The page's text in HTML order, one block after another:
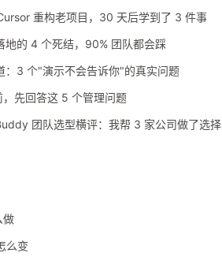
重构老项目，30 天后学到了 3 件事
地的 4 个死结，90% 团队都会踩
：3 个"演示不会告诉你"的真实问题
先回答这 5 个管理问题
团队选型横评：我帮 3 家公司做了选择
做
么变